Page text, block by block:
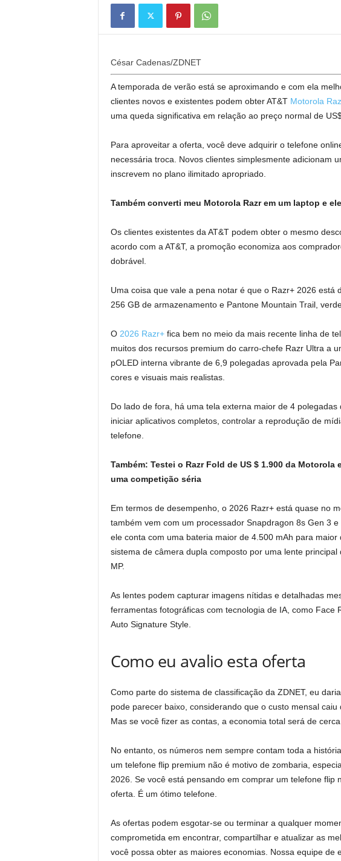
César Cadenas/ZDNET
A temporada de verão está se aproximando e com ela
clientes novos e existentes podem obter AT&T Motorola
uma queda significativa em relação ao preço normal de
Para aproveitar a oferta, você deve adquirir o telefone
necessária troca. Novos clientes simplesmente adicionam
inscrevem no plano ilimitado apropriado.
Também converti meu Motorola Razr em um laptop e
Os clientes existentes da AT&T podem obter o mesmo
acordo com a AT&T, a promoção economiza aos
dobrável.
Uma coisa que vale a pena notar é que o Razr+ 2026 está
256 GB de armazenamento e Pantone Mountain Trail,
O 2026 Razr+fica bem no meio da mais recente linha de
muitos dos recursos premium do carro-chefe Razr Ultra a
pOLED interna vibrante de 6,9 ​​polegadas aprovada pela
cores e visuais mais realistas.
Do lado de fora, há uma tela externa maior de 4
iniciar aplicativos completos, controlar a reprodução de
telefone.
Também: Testei o Razr Fold de US $ 1.900 da Motorola
uma competição séria
Em termos de desempenho, o 2026 Razr+ está quase no
também vem com um processador Snapdragon 8s Gen 3
ele conta com uma bateria maior de 4.500 mAh para
sistema de câmera dupla composto por uma lente
MP.
As lentes podem capturar imagens nítidas e detalhadas
ferramentas fotográficas com tecnologia de IA, como Face
Auto Signature Style.
Como eu avalio esta oferta
Como parte do sistema de classificação da ZDNET, eu
pode parecer baixo, considerando que o custo mensal
Mas se você fizer as contas, a economia total será de
No entanto, os números nem sempre contam toda a
um telefone flip premium não é motivo de zombaria,
2026. Se você está pensando em comprar um telefone flip
oferta. É um ótimo telefone.
As ofertas podem esgotar-se ou terminar a qualquer
comprometida em encontrar, compartilhar e atualizar as
você possa obter as maiores economias. Nossa equipe de